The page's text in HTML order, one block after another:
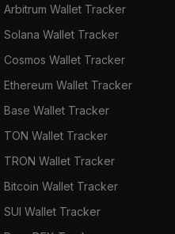
Arbitrum Wallet Tracker
Solana Wallet Tracker
Cosmos Wallet Tracker
Ethereum Wallet Tracker
Base Wallet Tracker
TON Wallet Tracker
TRON Wallet Tracker
Bitcoin Wallet Tracker
SUI Wallet Tracker